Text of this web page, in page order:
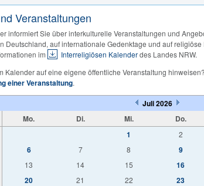
Veranstaltungen
informiert Sie über interkulturelle Veranstaltungen und
Deutschland, auf internationale Gedenktage und auf
im
Interreligiösen Kalenderdes Landes NRW.
Kalender auf eine eigene öffentliche Veranstaltung
einer Veranstaltung.
Juli 2026
Mo.
Di. Mi. Do.
1 2
6 7 8 9
13 14 15 16
20 21 22 23